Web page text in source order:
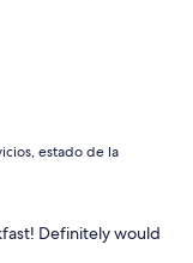
estado de la
Definitely would